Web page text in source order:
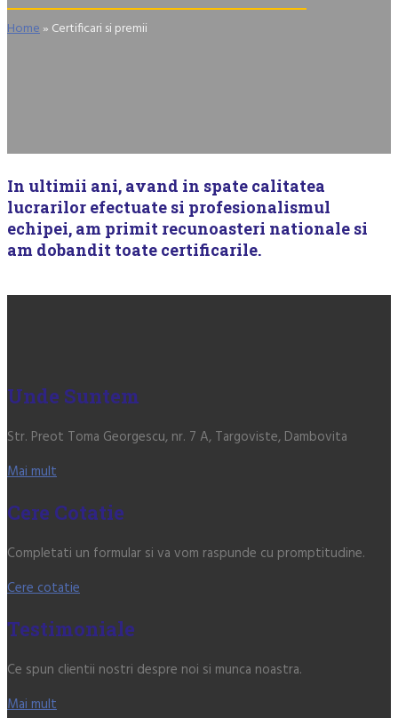
Home» Certificari si premii
In ultimii ani, avand in spate calitatea
lucrarilor efectuate si profesionalismul
echipei, am primit recunoasteri nationale si
am dobandit toate certificarile.
Unde Suntem
Str. Preot Toma Georgescu, nr. 7 A, Targoviste, Dambovita
Mai mult
Cere Cotatie
Completati un formular si va vom raspunde cu promptitudine.
Cere cotatie
Testimoniale
Ce spun clientii nostri despre noi si munca noastra.
Mai mult